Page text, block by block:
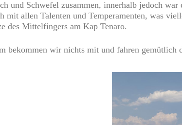
und Schwefel zusammen, innerhalb jedoch
mit allen Talenten und Temperamenten, was
des Mittelfingers am Kap Tenaro.
bekommen wir nichts mit und fahren gemütlich